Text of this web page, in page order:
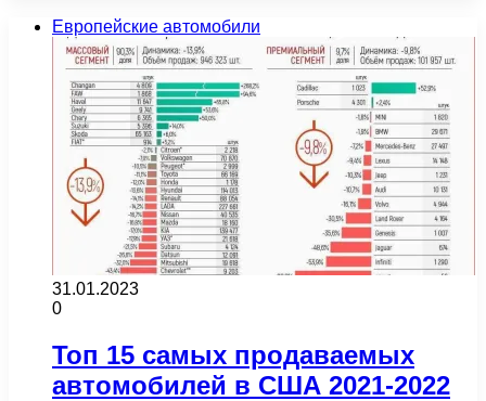
Европейские автомобили
31.01.2023
0
Топ 15 самых продаваемых
автомобилей в США 2021-2022